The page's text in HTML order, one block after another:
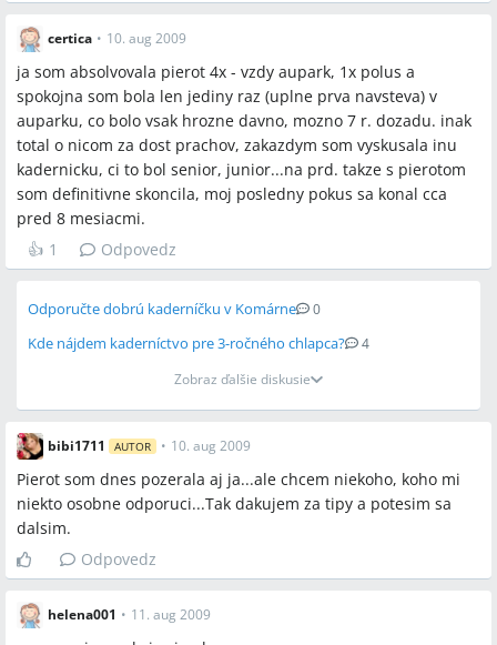
certica • 10. aug 2009
ja som absolvovala pierot 4x - vzdy aupark, 1x polus a
spokojna som bola len jediny raz (uplne prva navsteva) v
auparku, co bolo vsak hrozne davno, mozno 7 r. dozadu. inak
total o nicom za dost prachov, zakazdym som vyskusala inu
kadernicku, ci to bol senior, junior...na prd. takze s pierotom
som definitivne skoncila, moj posledny pokus sa konal cca
pred 8 mesiacmi.
👍 1 Odpovedz
Odporučte dobrú kaderníčku v Komárne 0
Kde nájdem kaderníctvo pre 3-ročného chlapca?
4
Zobraz ďalšie diskusie
bibi1711 AUTOR • 10. aug 2009
Pierot som dnes pozerala aj ja...ale chcem niekoho, koho mi
niekto osobne odporuci...Tak dakujem za tipy a potesim sa
dalsim.
Odpovedz
helena001 • 11. aug 2009